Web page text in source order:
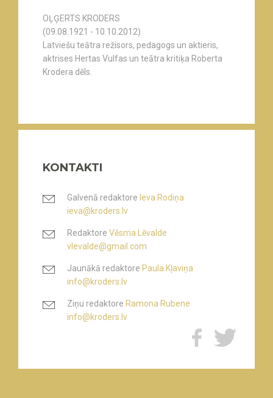
OĻĢERTS KRODERS
(09.08.1921 - 10.10.2012)
Latviešu teātra režisors, pedagogs un aktieris,
aktrises Hertas Vulfas un teātra kritiķa Roberta
Krodera dēls.
KONTAKTI
Galvenā redaktore Ieva Rodiņa
ieva@kroders.lv
Redaktore Vēsma Lēvalde
vlevalde@gmail.com
Jaunākā redaktore Paula Kļaviņa
info@kroders.lv
Ziņu redaktore Ramona Rubene
info@kroders.lv